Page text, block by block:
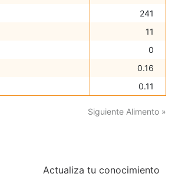
241
11
0
0.16
0.11
Siguiente Alimento »
Actualiza tu conocimiento